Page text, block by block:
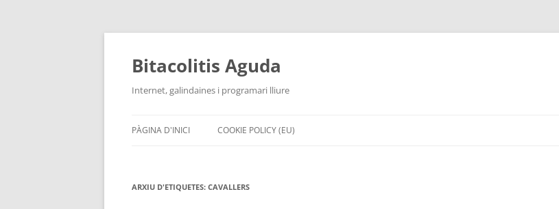
Vés
contingut
Bitacolitis Aguda
Internet, galindaines i programari lliure
PÀGINA D'INICI COOKIE POLICY (EU)
ARXIU D'ETIQUETES: CAVALLERS